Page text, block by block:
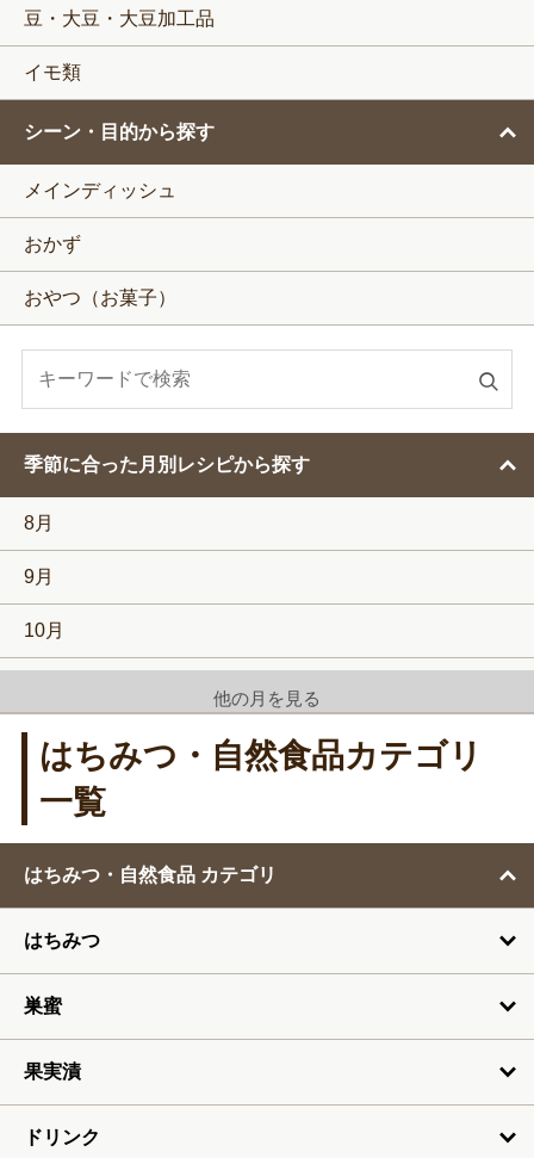
豆・大豆・大豆加工品
イモ類
シーン・目的から探す
メインディッシュ
おかず
おやつ（お菓子）
索
季節に合った月別レシピから探す
8月
9月
10月
12月
2月
4月
5月
6月
他の月を見る
はちみつ・自然食品カテゴリ
一覧
はちみつ・自然食品 カテゴリ
はちみつ
巣蜜
果実漬
ドリンク